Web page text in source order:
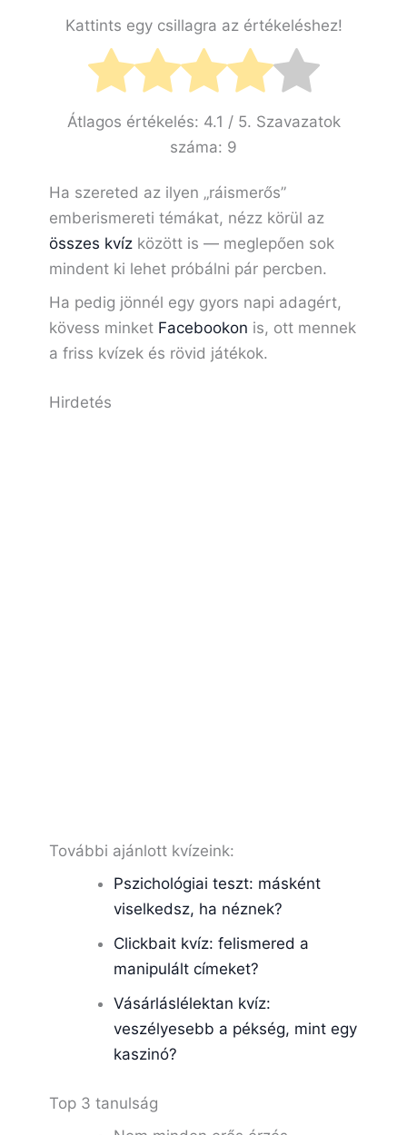
Kattints egy csillagra az értékeléshez!
Átlagos értékelés: 4.1 / 5. Szavazatok
száma: 9
Ha szereted az ilyen „ráismerős”
emberismereti témákat, nézz körül az
összes kvíz között is — meglepően sok
mindent ki lehet próbálni pár percben.
Ha pedig jönnél egy gyors napi adagért,
kövess minket Facebookon is, ott mennek
a friss kvízek és rövid játékok.
Hirdetés
További ajánlott kvízeink:
Pszichológiai teszt: másként
viselkedsz, ha néznek?
Clickbait kvíz: felismered a
manipulált címeket?
Vásárláslélektan kvíz:
veszélyesebb a pékség, mint egy
kaszinó?
Top 3 tanulság